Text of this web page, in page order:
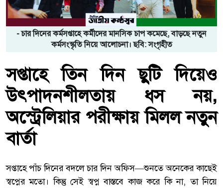
- চার দিনের কর্মসপ্তাহে কর্মীদের মানসিক চাপ কমেছে, বাড়ছে নতুন
কর্মসংস্কৃতি নিয়ে আলোচনা। ছবি: সংগৃহীত
সপ্তাহে তিন দিন ছুটি দিয়েও
উৎপাদনশীলতায় ধস নয়,
অস্ট্রেলিয়ার পরীক্ষায় মিলল নতুন
বার্তা
সপ্তাহে পাঁচ দিনের বদলে চার দিন অফিস—শুনতে অনেকের কাছেই
স্বপ্নের মতো। কিন্তু সেই স্বপ্ন বাস্তবে কাজ করে কি না, তা নিয়ে